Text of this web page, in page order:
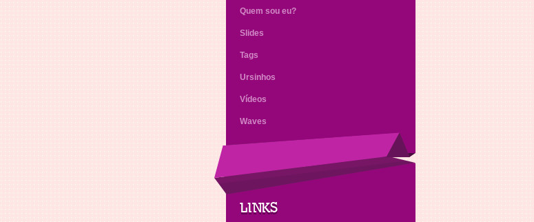
Quem sou eu?
Slides
Tags
Ursinhos
Vídeos
Waves
LINKS